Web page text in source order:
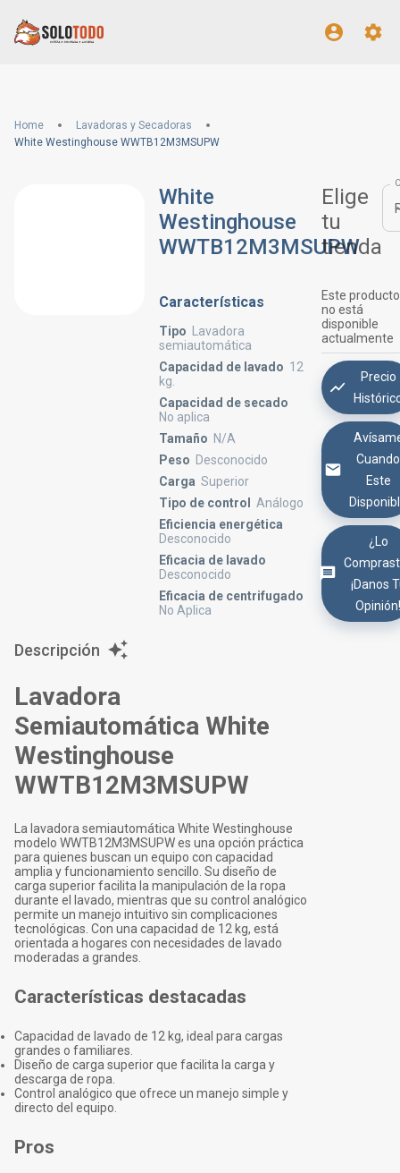
Home
Lavadoras y Secadoras
White Westinghouse WWTB12M3MSUPW
White
Westinghouse
WWTB12M3MSUPW
Características
Tipo
Lavadora
semiautomática
Capacidad de lavado 12
kg.
Capacidad de secado
No aplica
Tamaño N/A
Peso Desconocido
Carga Superior
Tipo de control
Análogo
Eficiencia energética
Desconocido
Eficacia de lavado
Desconocido
Eficacia de centrifugado
No Aplica
Elige
tu
tienda
Este producto
no está
disponible
actualmente
Precio
Cuando
Este
¿Lo
¡Danos
Descripción
Lavadora
Semiautomática White
Westinghouse
WWTB12M3MSUPW
La lavadora semiautomática White Westinghouse
modelo WWTB12M3MSUPW es una opción práctica
para quienes buscan un equipo con capacidad
amplia y funcionamiento sencillo. Su diseño de
carga superior facilita la manipulación de la ropa
durante el lavado, mientras que su control analógico
permite un manejo intuitivo sin complicaciones
tecnológicas. Con una capacidad de 12 kg, está
orientada a hogares con necesidades de lavado
moderadas a grandes.
Características destacadas
Capacidad de lavado de 12 kg, ideal para cargas
grandes o familiares.
Diseño de carga superior que facilita la carga y
descarga de ropa.
Control analógico que ofrece un manejo simple y
directo del equipo.
Pros